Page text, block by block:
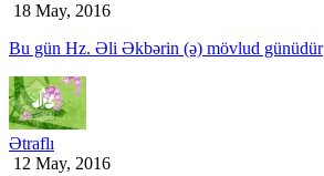
18 May, 2016
Bu gün Hz. Əli Əkbərin (ə) mövlud günüdür
Ətraflı
12 May, 2016